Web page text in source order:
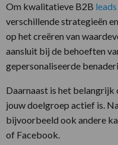
Om kwalitatieve B2B leads
verschillende strategieën
op het creëren van
aansluit bij de behoeften
gepersonaliseerde
Daarnaast is het belangrijk
jouw doelgroep actief is.
bijvoorbeeld ook andere
of Facebook.